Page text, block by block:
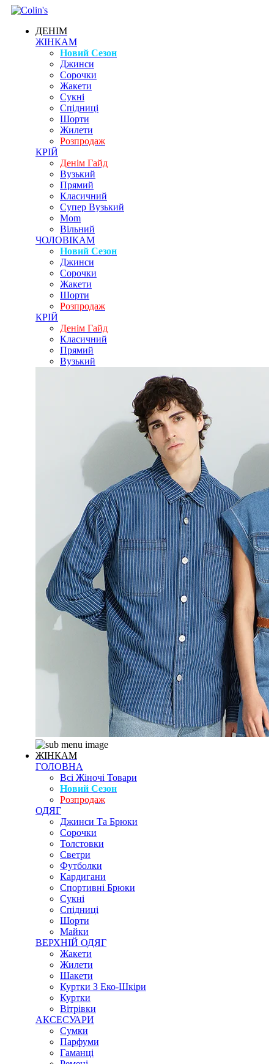
ДЕНІМ
ЖІНКАМ
Новий Сезон
Джинси
Сорочки
Жакети
Сукні
Спідниці
Шорти
Жилети
Розпродаж
КРІЙ
Денім Гайд
Вузький
Прямий
Класичний
Супер Вузький
Mom
Вільний
ЧОЛОВІКАМ
Новий Сезон
Джинси
Сорочки
Жакети
Шорти
Розпродаж
КРІЙ
Денім Гайд
Класичний
Прямий
Вузький
ЖІНКАМ
ГОЛОВНА
Всі Жіночі Товари
Новий Сезон
Розпродаж
ОДЯГ
Джинси Та Брюки
Сорочки
Толстовки
Светри
Футболки
Кардигани
Спортивні Брюки
Сукні
Спідниці
Шорти
Майки
ВЕРХНІЙ ОДЯГ
Жакети
Жилети
Шакети
Куртки З Еко-Шкіри
Куртки
Вітрівки
АКСЕСУАРИ
Сумки
Парфуми
Гаманці